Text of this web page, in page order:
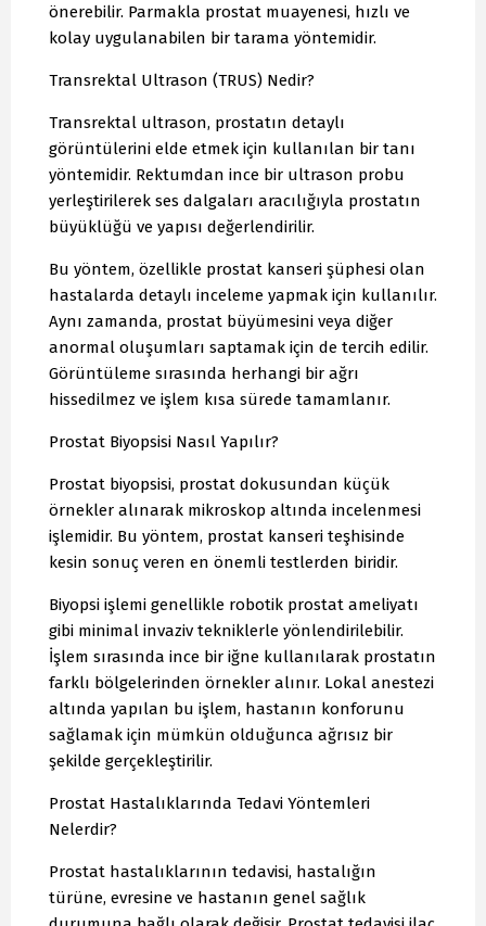
önerebilir. Parmakla prostat muayenesi, hızlı ve
kolay uygulanabilen bir tarama yöntemidir.
Transrektal Ultrason (TRUS) Nedir?
Transrektal ultrason, prostatın detaylı
görüntülerini elde etmek için kullanılan bir tanı
yöntemidir. Rektumdan ince bir ultrason probu
yerleştirilerek ses dalgaları aracılığıyla prostatın
büyüklüğü ve yapısı değerlendirilir.
Bu yöntem, özellikle prostat kanseri şüphesi olan
hastalarda detaylı inceleme yapmak için kullanılır.
Aynı zamanda, prostat büyümesini veya diğer
anormal oluşumları saptamak için de tercih edilir.
Görüntüleme sırasında herhangi bir ağrı
hissedilmez ve işlem kısa sürede tamamlanır.
Prostat Biyopsisi Nasıl Yapılır?
Prostat biyopsisi, prostat dokusundan küçük
örnekler alınarak mikroskop altında incelenmesi
işlemidir. Bu yöntem, prostat kanseri teşhisinde
kesin sonuç veren en önemli testlerden biridir.
Biyopsi işlemi genellikle robotik prostat ameliyatı
gibi minimal invaziv tekniklerle yönlendirilebilir.
İşlem sırasında ince bir iğne kullanılarak prostatın
farklı bölgelerinden örnekler alınır. Lokal anestezi
altında yapılan bu işlem, hastanın konforunu
sağlamak için mümkün olduğunca ağrısız bir
şekilde gerçekleştirilir.
Prostat Hastalıklarında Tedavi Yöntemleri
Nelerdir?
Prostat hastalıklarının tedavisi, hastalığın
türüne, evresine ve hastanın genel sağlık